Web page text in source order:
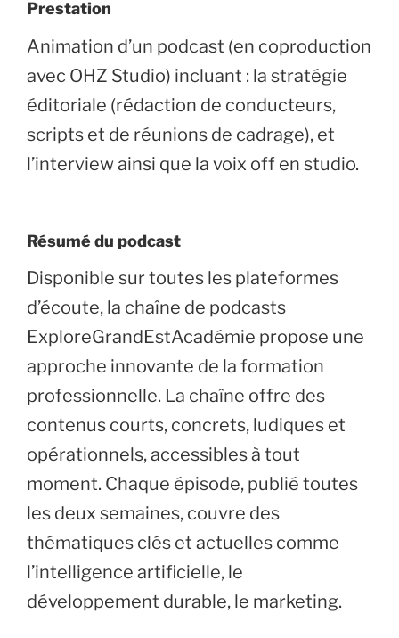
Prestation
Animation d’un podcast (en coproduction
avec OHZ Studio) incluant : la stratégie
éditoriale (rédaction de conducteurs,
scripts et de réunions de cadrage), et
l’interview ainsi que la voix off en studio.
Résumé du podcast
Disponible sur toutes les plateformes
d’écoute, la chaîne de podcasts
ExploreGrandEstAcadémie propose une
approche innovante de la formation
professionnelle. La chaîne offre des
contenus courts, concrets, ludiques et
opérationnels, accessibles à tout
moment. Chaque épisode, publié toutes
les deux semaines, couvre des
thématiques clés et actuelles comme
l’intelligence artificielle, le
développement durable, le marketing.